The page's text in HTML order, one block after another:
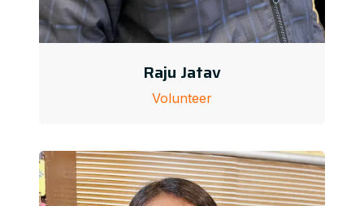
Raju Jatav
Volunteer